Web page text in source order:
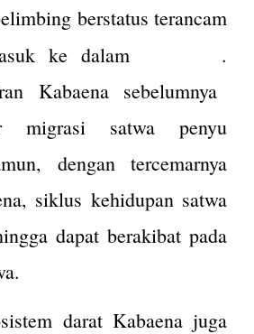
berstatus terancam
ke dalam
.
Kabaena sebelumnya
migrasi satwa penyu
dengan tercemarnya
siklus kehidupan satwa
dapat berakibat pada
darat Kabaena juga